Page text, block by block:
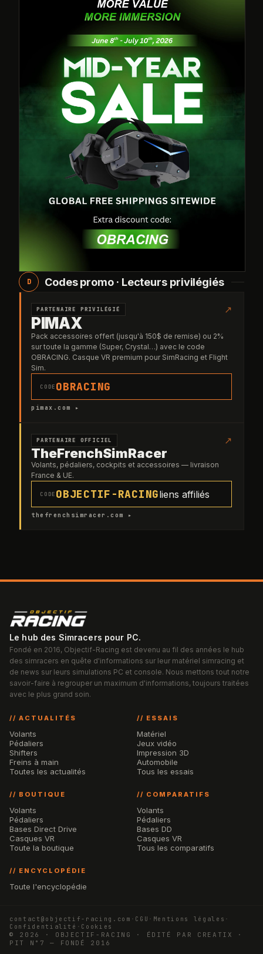
D Codes promo · Lecteurs privilégiés
PARTENAIRE PRIVILÉGIÉ ↗
PIMAX
Pack accessoires offert (jusqu'à 150$ de remise) ou 2%
sur toute la gamme (Super, Crystal…) avec le code
OBRACING. Casque VR premium pour SimRacing et Flight
Sim.
CODE OBRACING
pimax.com ▸
PARTENAIRE OFFICIEL ↗
TheFrenchSimRacer
Volants, pédaliers, cockpits et accessoires — livraison
France & UE.
CODE OBJECTIF-RACINGliens affiliés
thefrenchsimracer.com ▸
Le hub des Simracers pour PC.
Fondé en 2016, Objectif-Racing est devenu au fil des années le hub
des simracers en quête d'informations sur leur matériel simracing et
de news sur leurs simulations PC et console. Nous mettons tout notre
savoir-faire à regrouper un maximum d'informations, toujours traitées
avec le plus grand soin.
// ACTUALITÉS
Volants
Pédaliers
Shifters
Freins à main
Toutes les actualités
// ESSAIS
Matériel
Jeux vidéo
Impression 3D
Automobile
Tous les essais
// BOUTIQUE
Volants
Pédaliers
Bases Direct Drive
Casques VR
Toute la boutique
// COMPARATIFS
Volants
Pédaliers
Bases DD
Casques VR
Tous les comparatifs
// ENCYCLOPÉDIE
Toute l'encyclopédie
contact@objectif-racing.com · CGU · Mentions légales ·
Confidentialité · Cookies
© 2026 · OBJECTIF-RACING · ÉDITÉ PAR CREATIX ·
PIT N°7 — FONDÉ 2016